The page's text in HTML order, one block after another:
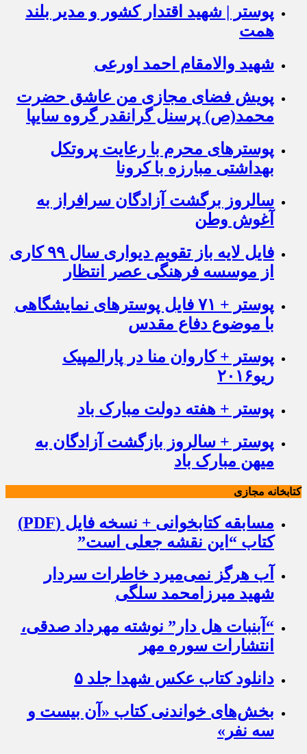
پوستر | شهید اقتدار کشور و مدیر بلند
همت
شهید والامقام احمد اورعی
پویش فضای مجازی من عاشق حضرت
محمد(ص) پرسنل گرانقدر گروه سایپا
پوسترهای محرم با رعایت پروتکل
بهداشتی مبارزه با کرونا
سالروز برگشت آزادگان سرافراز به
آغوش وطن
فایل لایه باز تقویم دیواری سال ۹۹ کاری
از موسسه فرهنگی عصر انتظار
پوستر + ۷۱ فایل پوسترهای نمایشگاهی
با موضوع دفاع مقدس
پوستر + کاروان منا در پارالمپیک
ریو۲۰۱۶
پوستر + هفته دولت مبارک باد
پوستر + سالروز بازگشت آزادگان به
میهن مبارک باد
کتابخانه مجازی
مسابقه کتابخوانی + نسخه فایل (PDF)
کتاب “این نقشه جعلی است”
آب هرگز نمی‌میرد خاطرات سردار
شهید میرزامحمد سلگی
“آبنبات هل دار” نوشته مهرداد صدقی،
انتشارات سوره مهر
دانلود کتاب عکس شهدا جلد ۵
بخش‌های خواندنی کتاب «آن بیست و
سه نفر»